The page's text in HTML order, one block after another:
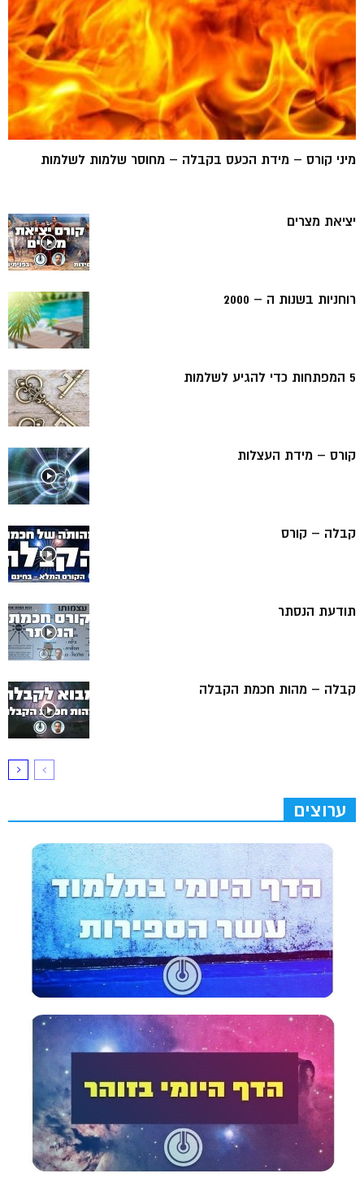
מיני קורס – מידת הכעס בקבלה – מחוסר שלמות לשלמות
יציאת מצרים
רוחניות בשנות ה – 2000
5 המפתחות כדי להגיע לשלמות
קורס – מידת העצלות
קבלה – קורס
תודעת הנסתר
קבלה – מהות חכמת הקבלה
ערוצים